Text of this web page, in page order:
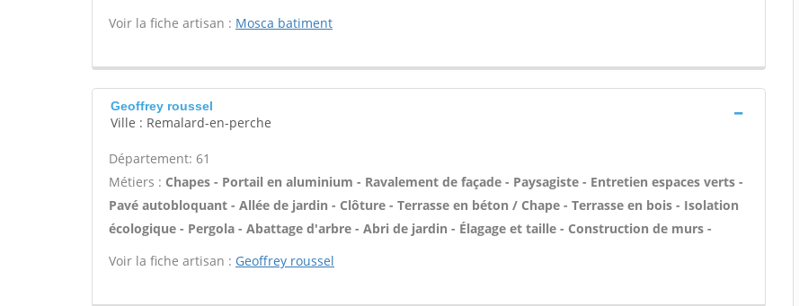
Voir la fiche artisan : Mosca batiment
Geoffrey roussel
Ville : Remalard-en-perche
Département: 61
Métiers : Chapes - Portail en aluminium - Ravalement de façade - Paysagiste - Entretien espaces verts -
Pavé autobloquant - Allée de jardin - Clôture - Terrasse en béton / Chape - Terrasse en bois - Isolation
écologique - Pergola - Abattage d'arbre - Abri de jardin - Élagage et taille - Construction de murs -
Voir la fiche artisan : Geoffrey roussel